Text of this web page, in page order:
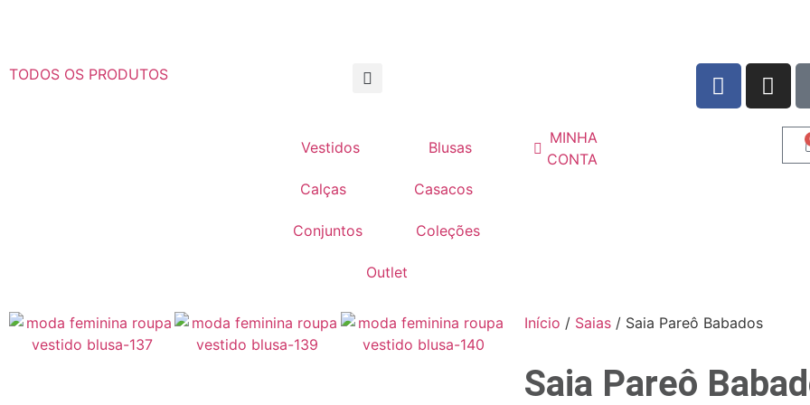
TODOS OS PRODUTOS
Vestidos Blusas
Calças Casacos
Conjuntos Coleções
Outlet
MINHA
CONTA
Início / Saias / Saia Pareô Babados
Saia Pareô